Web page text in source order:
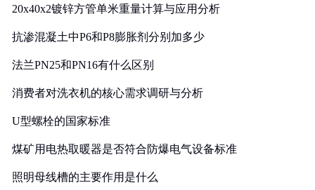
20x40x2镀锌方管单米重量计算与应用分析
抗渗混凝土中P6和P8膨胀剂分别加多少
法兰PN25和PN16有什么区别
消费者对洗衣机的核心需求调研与分析
U型螺栓的国家标准
煤矿用电热取暖器是否符合防爆电气设备标准
照明母线槽的主要作用是什么